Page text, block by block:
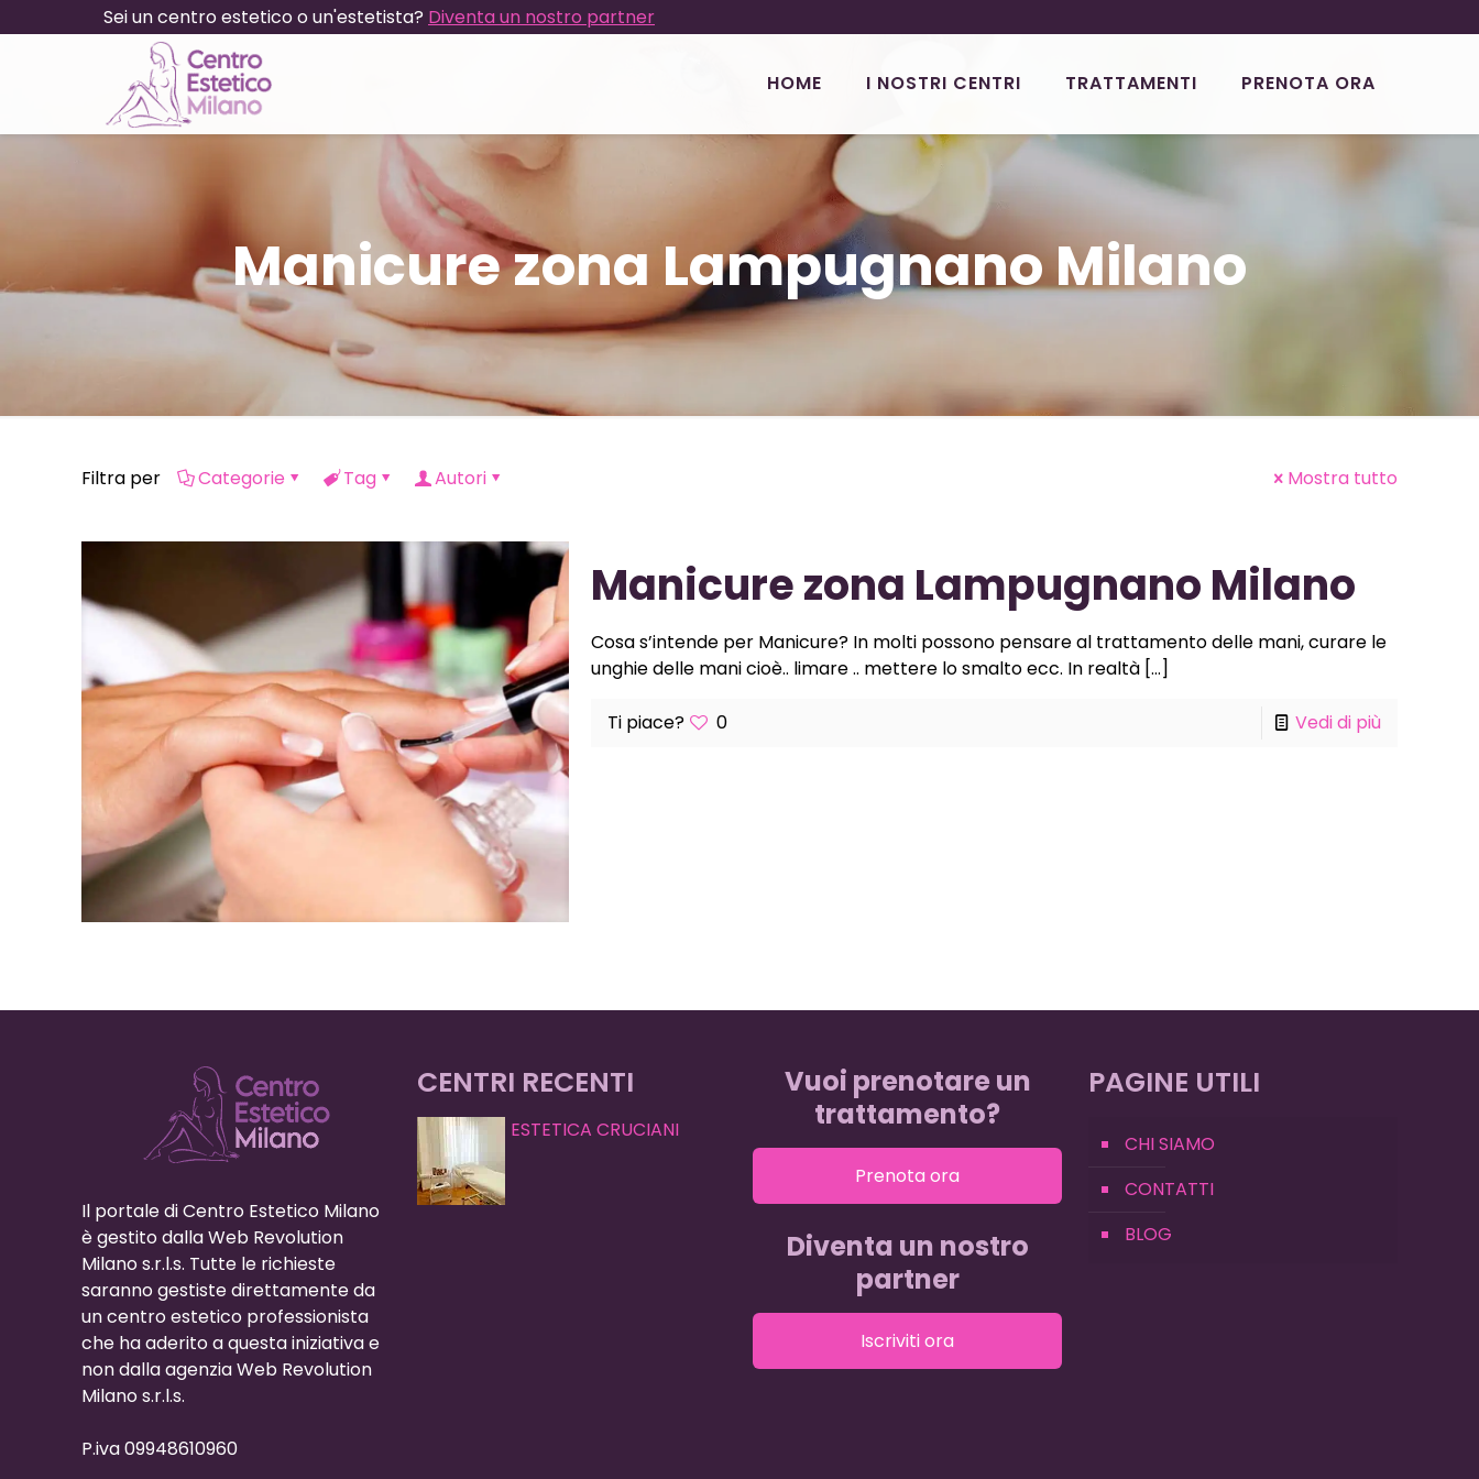
Sei un centro estetico o un'estetista? Diventa un nostro partner
HOME I NOSTRI CENTRI TRATTAMENTI PRENOTA ORA
Manicure zona Lampugnano Milano
Filtra per Categorie Tag Autori Mostra tutto
Manicure zona Lampugnano Milano
Cosa s’intende per Manicure? In molti possono pensare al trattamento delle mani, curare le
unghie delle mani cioè.. limare .. mettere lo smalto ecc. In realtà[…]
Ti piace? 0 Vedi di più
Il portale di Centro Estetico Milano
è gestito dalla Web Revolution
Milano s.r.l.s. Tutte le richieste
saranno gestiste direttamente da
un centro estetico professionista
che ha aderito a questa iniziativa e
non dalla agenzia Web Revolution
Milano s.r.l.s.
P.iva 09948610960
CENTRI RECENTI
ESTETICA CRUCIANI
Vuoi prenotare un
trattamento?
Prenota ora
Diventa un nostro
partner
Iscriviti ora
PAGINE UTILI
CHI SIAMO
CONTATTI
BLOG